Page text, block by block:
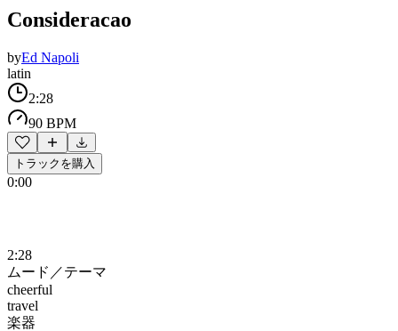
Consideracao
byEd Napoli
latin
2:28
90 BPM
トラックを購入
0:00
2:28
ムード／テーマ
cheerful
travel
楽器